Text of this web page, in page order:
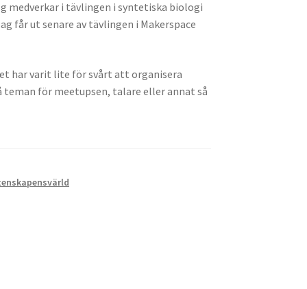
medverkar i tävlingen i syntetiska biologi
får ut senare av tävlingen i Makerspace
har varit lite för svårt att organisera
för meetupsen, talare eller annat så